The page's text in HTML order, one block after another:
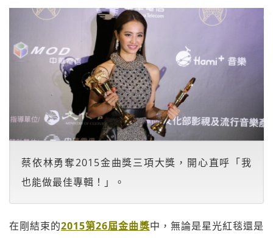
蔡依林勇奪2015金曲獎三項大獎，開心直呼「我
也能做最佳專輯！」。
在剛結束的2015第26屆金曲獎中，無論是星光紅毯還是